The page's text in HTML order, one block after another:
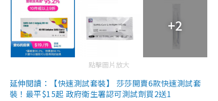
+2
點擊圖片放大
延伸閱讀：【快速測試套裝】 莎莎開賣6款快速測試套
裝！最平$15起 政府衛生署認可測試劑買2送1